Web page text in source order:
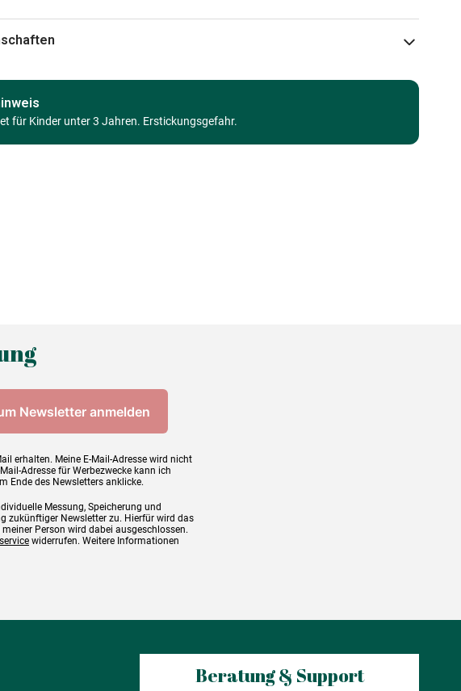
Puzzle für Erwachsene (500 bis 48000 Teile)
für Kinder unter 3 Jahren. Erstickungsgefahr.
erhalten. Meine E-Mail-Adresse wird nicht
Adresse für Werbezwecke kann ich
Ende des Newsletters anklicke.
Messung, Speicherung und
zukünftiger Newsletter zu. Hierfür wird das
Person wird dabei ausgeschlossen.
widerrufen. Weitere Informationen
Beratung & Support